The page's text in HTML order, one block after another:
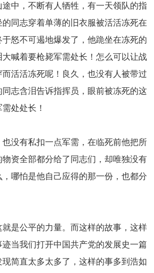
中，不断有人牺牲，有一天领队的指
同志穿着单薄的旧衣服被活活冻死在
怒不可遏地爆发了，他跪坐在冻死的
喊着要枪毙军需处长！怎么可以让战
活活冻死呢！良久，也没有人被带过
志含泪告诉指挥员，眼前被冻死的这
处处长！
没有私扣一点军需，在临死前他把所
资全部都分给了同志们，却唯独没有
哪怕是他自己应得的那一份，也都分
是公平的力量。而这样的故事，这样
当我们打开中国共产党的发展史一篇
简直太多太多了，这样的事多到浩如